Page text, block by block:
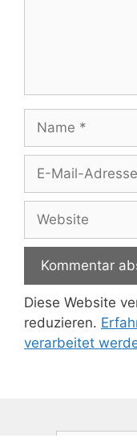
Name
Adresse
Website
Diese Website
reduzieren.
verarbeitet